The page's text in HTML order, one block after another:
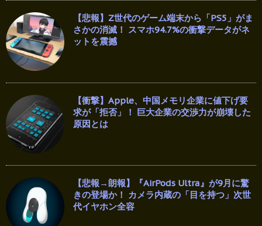
【悲報】Z世代のゲーム端末から「PS5」がま
さかの消滅！ スマホ94.7%の衝撃データがネ
ットを震撼
【衝撃】Apple、中国メモリ企業に値下げ要
求が「拒否」！ 巨大企業の交渉力が崩壊した
原因とは
【悲報→朗報】『AirPods Ultra』が9月に驚
きの登場か！ カメラ内蔵の「目を持つ」次世
代イヤホン全容